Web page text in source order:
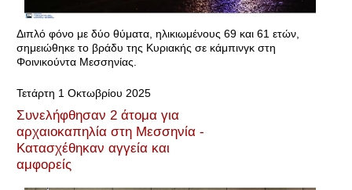
Διπλό φόνο με δύο θύματα, ηλικιωμένους 69 και 61 ετών,
σημειώθηκε το βράδυ της Κυριακής σε κάμπινγκ στη
Φοινικούντα Μεσσηνίας.
Τετάρτη 1 Οκτωβρίου 2025
Συνελήφθησαν 2 άτομα για
αρχαιοκαπηλία στη Μεσσηνία -
Κατασχέθηκαν αγγεία και
αμφορείς